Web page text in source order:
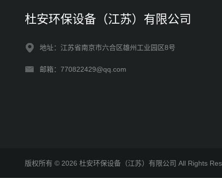
杜安环保设备（江苏）有限公司
地址：江苏省南京市六合区雄州工业园区8号
邮箱：770822429@qq.com
版权所有 © 2026 杜安环保设备（江苏）有限公司 All Rights